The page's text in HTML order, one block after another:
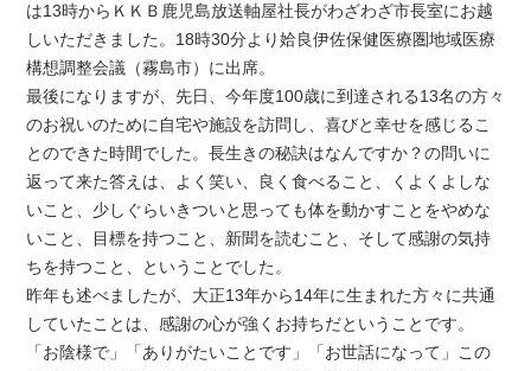
は13時からＫＫＢ鹿児島放送軸屋社長がわざわざ市長室にお越
しいただきました。18時30分より姶良伊佐保健医療圏地域医療
構想調整会議（霧島市）に出席。
最後になりますが、先日、今年度100歳に到達される13名の方々
のお祝いのために自宅や施設を訪問し、喜びと幸せを感じるこ
とのできた時間でした。長生きの秘訣はなんですか？の問いに
返って来た答えは、よく笑い、良く食べること、くよくよしな
いこと、少しぐらいきついと思っても体を動かすことをやめな
いこと、目標を持つこと、新聞を読むこと、そして感謝の気持
ちを持つこと、ということでした。
昨年も述べましたが、大正13年から14年に生まれた方々に共通
していたことは、感謝の心が強くお持ちだということです。
「お陰様で」「ありがたいことです」「お世話になって」この